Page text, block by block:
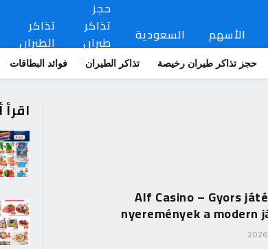
الأسهم السعودية
حجز
تذاكر
طيران
رخيصة
تذاكر
الطيران
حجز تذاكر طيران رخيصة تذاكر الطيران فوائد البطاقات
Alf Casino – Gyors
nyeremények a modern